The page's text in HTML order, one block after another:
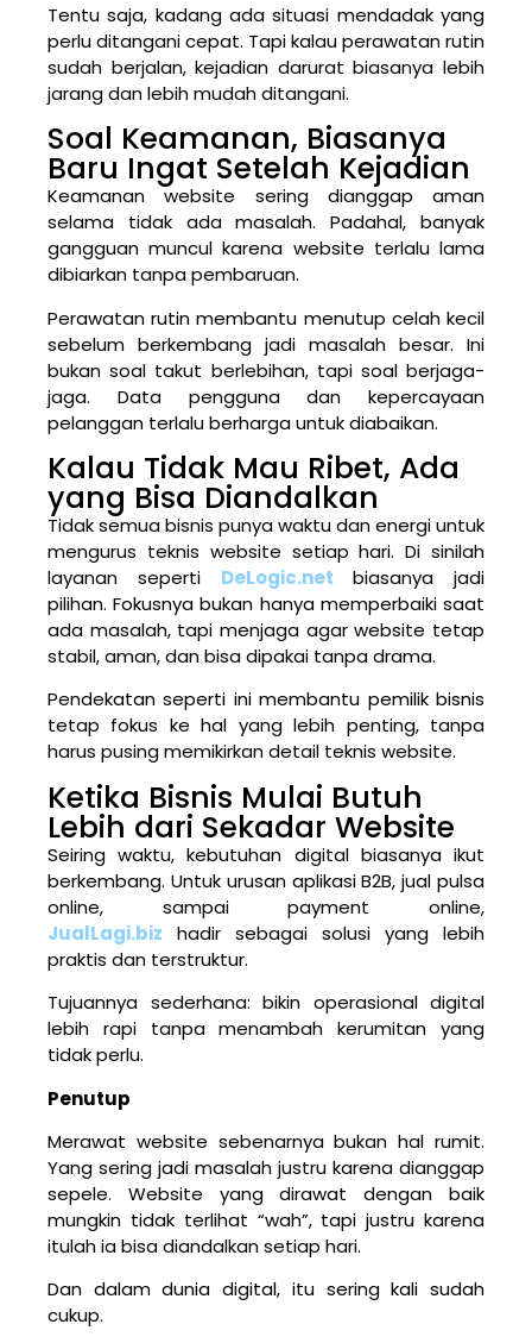
Tentu saja, kadang ada situasi mendadak yang
perlu ditangani cepat. Tapi kalau perawatan rutin
sudah berjalan, kejadian darurat biasanya lebih
jarang dan lebih mudah ditangani.
Soal Keamanan, Biasanya
Baru Ingat Setelah Kejadian
Keamanan website sering dianggap aman
selama tidak ada masalah. Padahal, banyak
gangguan muncul karena website terlalu lama
dibiarkan tanpa pembaruan.
Perawatan rutin membantu menutup celah kecil
sebelum berkembang jadi masalah besar. Ini
bukan soal takut berlebihan, tapi soal berjaga-
jaga. Data pengguna dan kepercayaan
pelanggan terlalu berharga untuk diabaikan.
Kalau Tidak Mau Ribet, Ada
yang Bisa Diandalkan
Tidak semua bisnis punya waktu dan energi untuk
mengurus teknis website setiap hari. Di sinilah
layanan seperti DeLogic.net biasanya jadi
pilihan. Fokusnya bukan hanya memperbaiki saat
ada masalah, tapi menjaga agar website tetap
stabil, aman, dan bisa dipakai tanpa drama.
Pendekatan seperti ini membantu pemilik bisnis
tetap fokus ke hal yang lebih penting, tanpa
harus pusing memikirkan detail teknis website.
Ketika Bisnis Mulai Butuh
Lebih dari Sekadar Website
Seiring waktu, kebutuhan digital biasanya ikut
berkembang. Untuk urusan aplikasi B2B, jual pulsa
online, sampai payment online,
JualLagi.biz hadir sebagai solusi yang lebih
praktis dan terstruktur.
Tujuannya sederhana: bikin operasional digital
lebih rapi tanpa menambah kerumitan yang
tidak perlu.
Penutup
Merawat website sebenarnya bukan hal rumit.
Yang sering jadi masalah justru karena dianggap
sepele. Website yang dirawat dengan baik
mungkin tidak terlihat “wah”, tapi justru karena
itulah ia bisa diandalkan setiap hari.
Dan dalam dunia digital, itu sering kali sudah
cukup.